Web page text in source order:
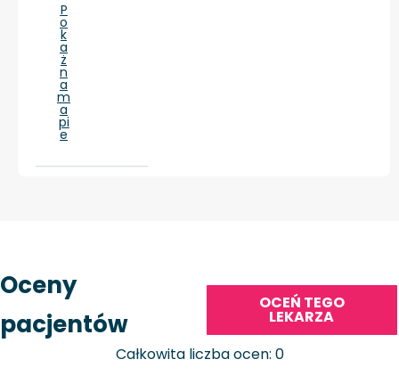
P
o
k
a
ż
n
a
m
a
pi
e
Oceny
pacjentów
OCEŃ TEGO
LEKARZA
Całkowita liczba ocen: 0